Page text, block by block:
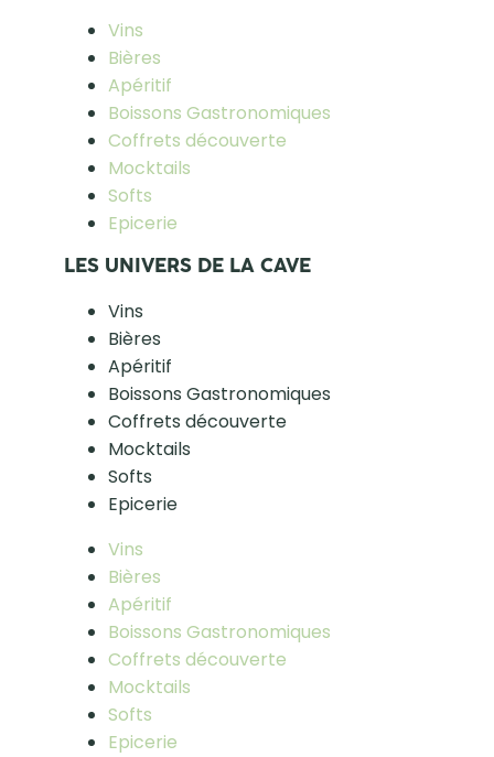
Vins
Bières
Apéritif
Boissons Gastronomiques
Coffrets découverte
Mocktails
Softs
Epicerie
LES UNIVERS DE LA CAVE
Vins
Bières
Apéritif
Boissons Gastronomiques
Coffrets découverte
Mocktails
Softs
Epicerie
Vins
Bières
Apéritif
Boissons Gastronomiques
Coffrets découverte
Mocktails
Softs
Epicerie